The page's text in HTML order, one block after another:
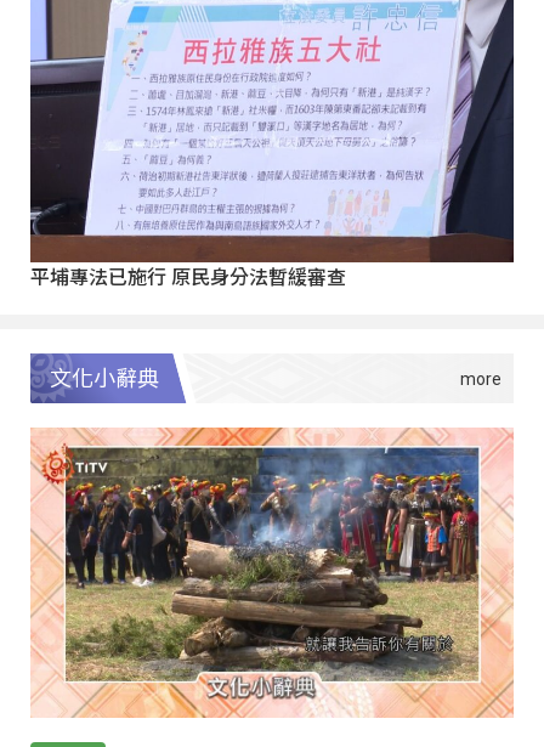
平埔專法已施行 原民身分法暫緩審查
文化小辭典